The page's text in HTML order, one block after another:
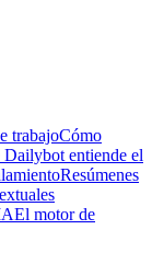
trabajoCómo
entiende el
Resúmenes
El motor de